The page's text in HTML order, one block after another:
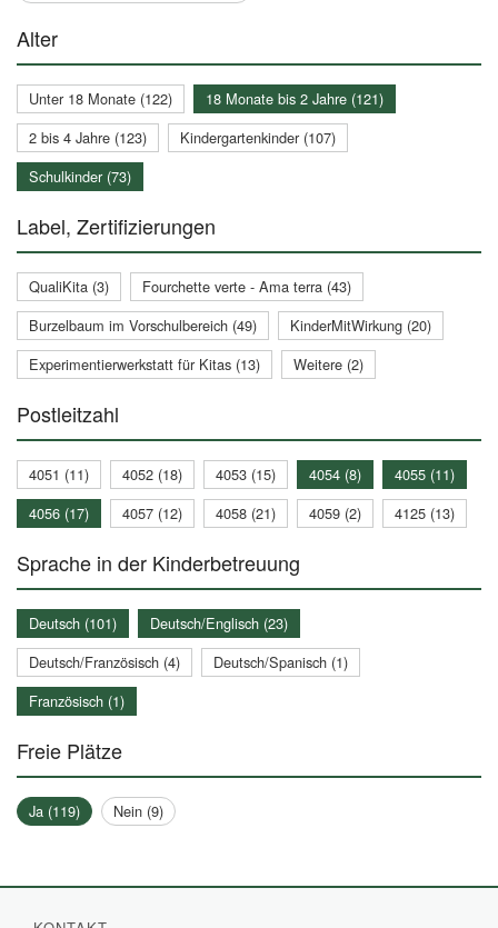
Alter
Unter 18 Monate (122)
18 Monate bis 2 Jahre (121)
2 bis 4 Jahre (123)
Kindergartenkinder (107)
Schulkinder (73)
Label, Zertifizierungen
QualiKita (3)
Fourchette verte - Ama terra (43)
Burzelbaum im Vorschulbereich (49)
KinderMitWirkung (20)
Experimentierwerkstatt für Kitas (13)
Weitere (2)
Postleitzahl
4051 (11) 4052 (18) 4053 (15) 4054 (8)
4055 (11)
4056 (17)
4057 (12) 4058 (21) 4059 (2) 4125 (13)
Sprache in der Kinderbetreuung
Deutsch (101)
Deutsch/Englisch (23)
Deutsch/Französisch (4)
Deutsch/Spanisch (1)
Französisch (1)
Freie Plätze
Ja (119) Nein (9)